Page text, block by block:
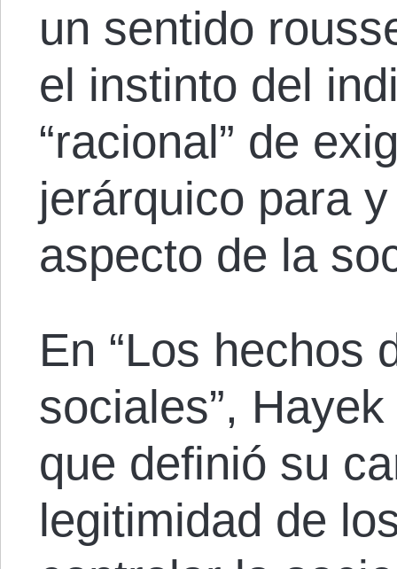
un sentido
el instinto del
“racional” de
jerárquico para
aspecto de la
En “Los hechos
sociales”,
que definió su
legitimidad de